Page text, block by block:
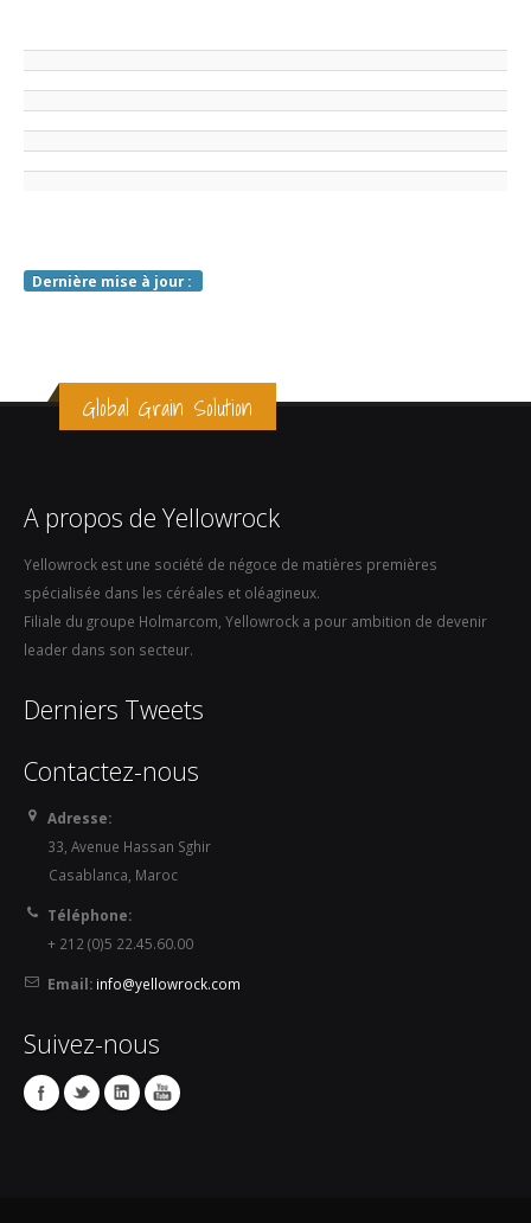
Dernière mise à jour :
Global Grain Solution
A propos de Yellowrock
Yellowrock est une société de négoce de matières premières
spécialisée dans les céréales et oléagineux.
Filiale du groupe Holmarcom, Yellowrock a pour ambition de devenir
leader dans son secteur.
Derniers Tweets
Contactez-nous
Adresse:
33, Avenue Hassan Sghir
Casablanca, Maroc
Téléphone:
+ 212 (0)5 22.45.60.00
Email: info@yellowrock.com
Suivez-nous